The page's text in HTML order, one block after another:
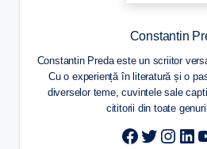
Constantin
Constantin Preda este un scriitor
Cu o experiență în literatură și o
diverselor teme, cuvintele sale
cititorii din toate
Twitter